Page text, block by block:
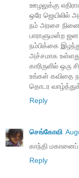
ஊழலுக்கு
ஒரே ஜெயிலில்
நம் அரசை
பாராளுமன்ற
நம்பிக்கை
அச்சமாக
காரிருளில் ஒரு
உங்கள் கவிதை
தொடர
Reply
செங்கோவி
காந்தி
Reply